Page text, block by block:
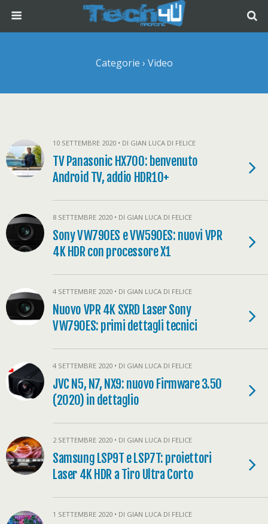
Categorie › Video
10 SETTEMBRE 2020 • DI GIAN LUCA DI FELICE
TV Panasonic HX700: benvenuto
Android TV, addio HDR10+
8 SETTEMBRE 2020 • DI GIAN LUCA DI FELICE
Sony VW790ES e VW590ES: nuovi VPR
4K HDR con processore X1
4 SETTEMBRE 2020 • DI GIAN LUCA DI FELICE
Nuovo VPR 4K SXRD Laser Sony
VW790ES: primi dettagli tecnici
4 SETTEMBRE 2020 • DI GIAN LUCA DI FELICE
JVC N5, N7, NX9: nuovo Firmware 3.50
(2020) in dettaglio
2 SETTEMBRE 2020 • DI GIAN LUCA DI FELICE
Samsung LSP9T e LSP7T: proiettori
Laser 4K HDR a Tiro Ultra Corto
1 SETTEMBRE 2020 • DI GIAN LUCA DI FELICE